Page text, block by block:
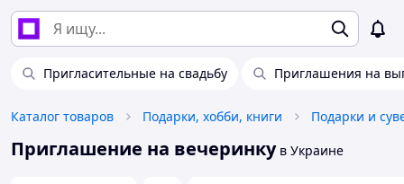
Пригласительные на свадьбу Приглашения на
Каталог товаров Подарки, хобби, книги Подарки и
Приглашение на вечеринкув Украине